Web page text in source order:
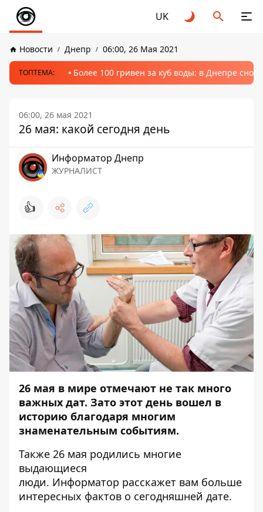
UK
Новости Днепр 06:00, 26 Мая 2021
ТОПТЕМА: Более 100 гривен за куб воды: в Днепре
06:00, 26 мая 2021
26 мая: какой сегодня день
Информатор Днепр
ЖУРНАЛИСТ
👍
26 мая в мире отмечают не так много
важных дат. Зато этот день вошел в
историю благодаря многим
знаменательным событиям.
Также 26 мая родились многие
выдающиеся
люди. Информатор расскажет вам больше
интересных фактов о сегодняшней дате.